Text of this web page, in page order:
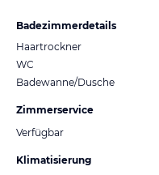
Badezimmerdetails
Haartrockner
WC
Badewanne/Dusche
Zimmerservice
Verfügbar
Klimatisierung